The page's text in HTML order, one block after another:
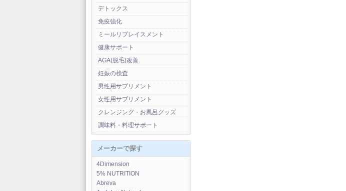
デトックス
免疫強化
ミールリプレイスメント
健康サポート
AGA(脱毛)改善
妊娠の検査
男性用サプリメント
女性用サプリメント
クレンジング・お風呂グッズ
調味料・料理サポート
メーカーで探す
4Dimension
5% NUTRITION
Abreva